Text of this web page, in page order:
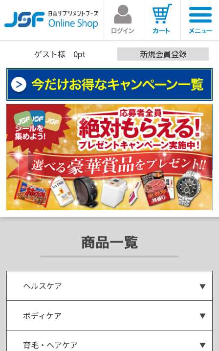
ゲスト様 0pt 新規会員登録
ヘルスケア
活力サプリ
ドリンク
エチケットサプリ
アミノ酸
ボディケア
磁気パンツ
尿漏れ・失禁パンツ
包茎補助グッズ
メンズローション
育毛・ヘアケア